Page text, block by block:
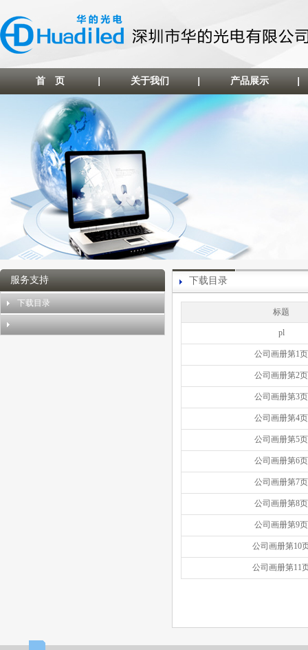
首 页 关于我们 产品展示
服务支持
下载目录
下载目录
标题
pl
公司画册第1页
公司画册第2页
公司画册第3页
公司画册第4页
公司画册第5页
公司画册第6页
公司画册第7页
公司画册第8页
公司画册第9页
公司画册第10
公司画册第11